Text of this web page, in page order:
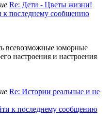
Re: Дети - Цветы жизни!
к последнему сообщению
всевозможные юморные
настроения и настроения
Re: Истории реальные и не
к последнему сообщению